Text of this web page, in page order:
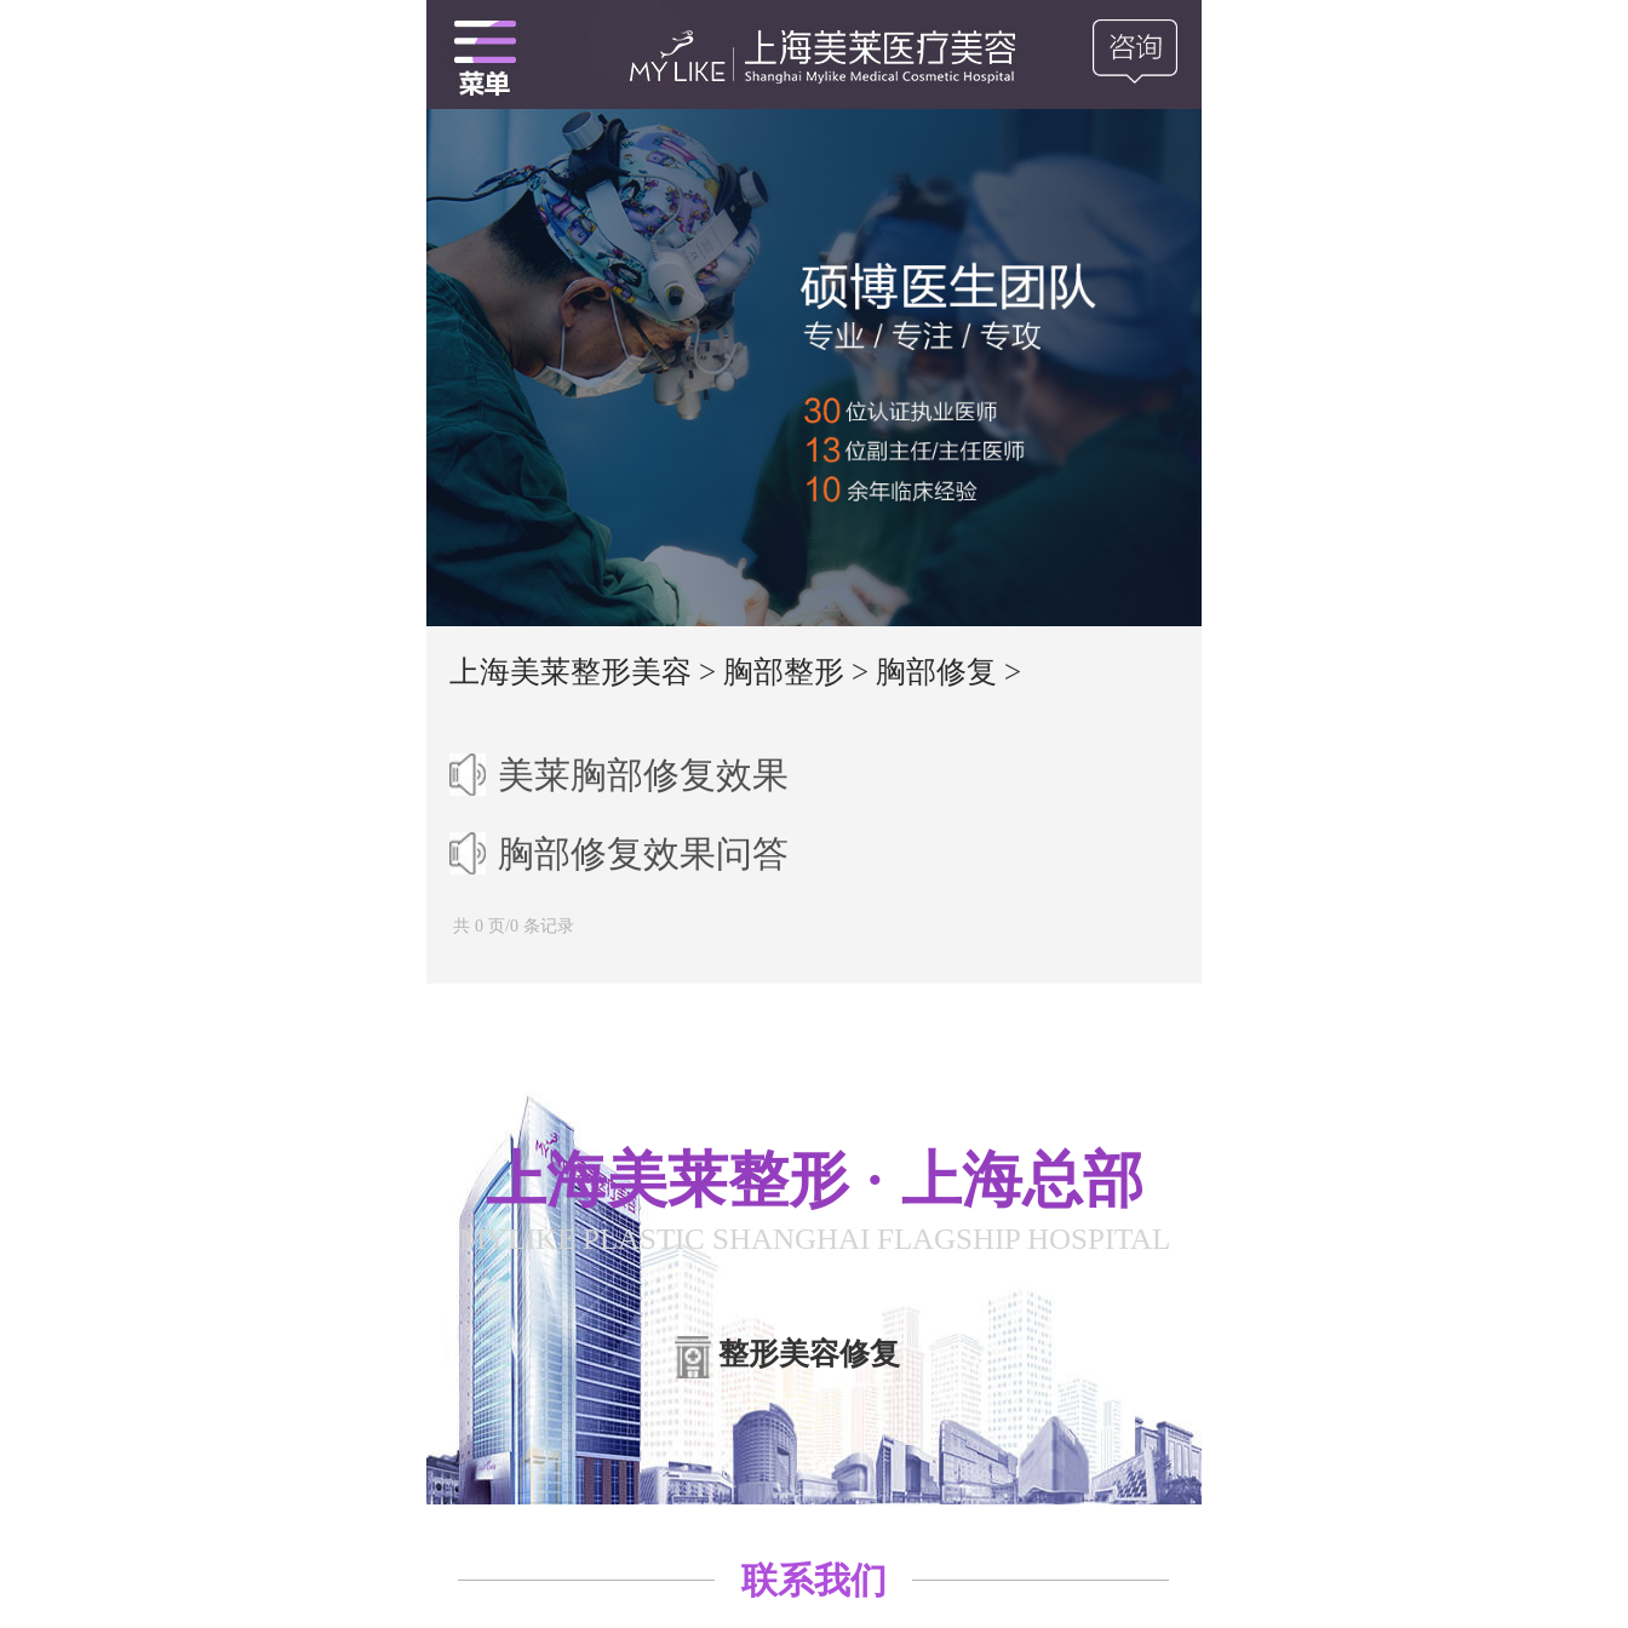
上海美莱整形美容 > 胸部整形 > 胸部修复 >
美莱胸部修复效果
胸部修复效果问答
共 0 页/0 条记录
上海美莱整形 · 上海总部
MYLIKE PLASTIC SHANGHAI FLAGSHIP HOSPITAL
整形美容修复
联系我们